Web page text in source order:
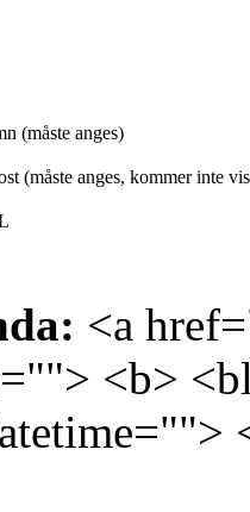
(måste anges)
(måste anges, kommer inte
<a
<b>